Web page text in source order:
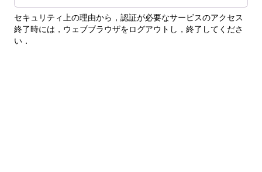
セキュリティ上の理由から，認証が必要なサービスのアクセス
終了時には，ウェブブラウザをログアウトし，終了してくださ
い．